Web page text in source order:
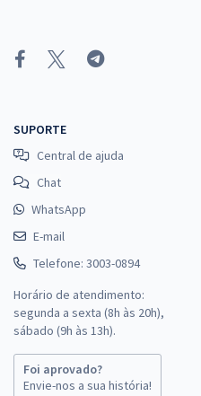
SUPORTE
Central de ajuda
Chat
WhatsApp
E-mail
Telefone: 3003-0894
Horário de atendimento:
segunda a sexta (8h às 20h),
sábado (9h às 13h).
Foi aprovado?
Envie-nos a sua história!